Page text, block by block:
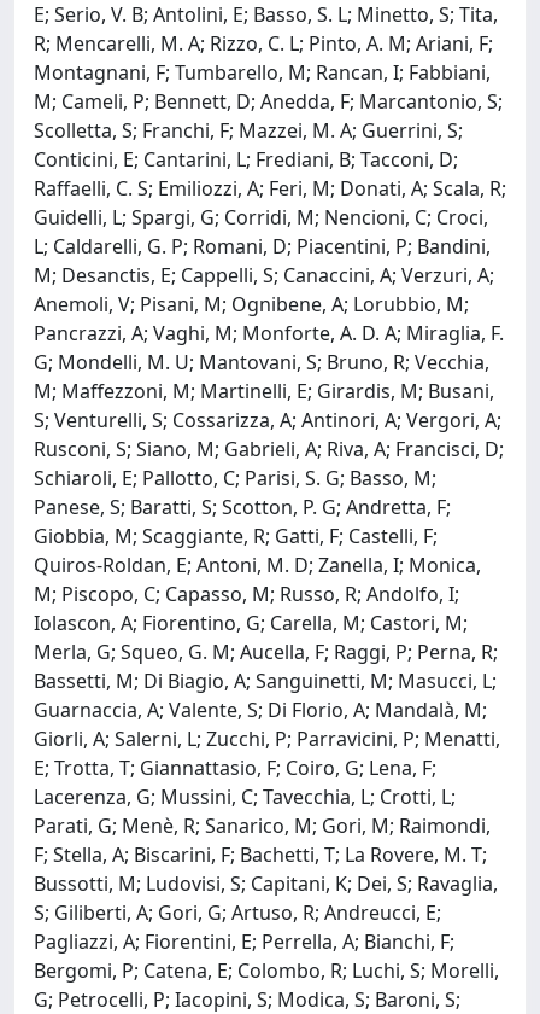
E; Serio, V. B; Antolini, E; Basso, S. L; Minetto, S; Tita,
R; Mencarelli, M. A; Rizzo, C. L; Pinto, A. M; Ariani, F;
Montagnani, F; Tumbarello, M; Rancan, I; Fabbiani,
M; Cameli, P; Bennett, D; Anedda, F; Marcantonio, S;
Scolletta, S; Franchi, F; Mazzei, M. A; Guerrini, S;
Conticini, E; Cantarini, L; Frediani, B; Tacconi, D;
Raffaelli, C. S; Emiliozzi, A; Feri, M; Donati, A; Scala, R;
Guidelli, L; Spargi, G; Corridi, M; Nencioni, C; Croci,
L; Caldarelli, G. P; Romani, D; Piacentini, P; Bandini,
M; Desanctis, E; Cappelli, S; Canaccini, A; Verzuri, A;
Anemoli, V; Pisani, M; Ognibene, A; Lorubbio, M;
Pancrazzi, A; Vaghi, M; Monforte, A. D. A; Miraglia, F.
G; Mondelli, M. U; Mantovani, S; Bruno, R; Vecchia,
M; Maffezzoni, M; Martinelli, E; Girardis, M; Busani,
S; Venturelli, S; Cossarizza, A; Antinori, A; Vergori, A;
Rusconi, S; Siano, M; Gabrieli, A; Riva, A; Francisci, D;
Schiaroli, E; Pallotto, C; Parisi, S. G; Basso, M;
Panese, S; Baratti, S; Scotton, P. G; Andretta, F;
Giobbia, M; Scaggiante, R; Gatti, F; Castelli, F;
Quiros-Roldan, E; Antoni, M. D; Zanella, I; Monica,
M; Piscopo, C; Capasso, M; Russo, R; Andolfo, I;
Iolascon, A; Fiorentino, G; Carella, M; Castori, M;
Merla, G; Squeo, G. M; Aucella, F; Raggi, P; Perna, R;
Bassetti, M; Di Biagio, A; Sanguinetti, M; Masucci, L;
Guarnaccia, A; Valente, S; Di Florio, A; Mandalà, M;
Giorli, A; Salerni, L; Zucchi, P; Parravicini, P; Menatti,
E; Trotta, T; Giannattasio, F; Coiro, G; Lena, F;
Lacerenza, G; Mussini, C; Tavecchia, L; Crotti, L;
Parati, G; Menè, R; Sanarico, M; Gori, M; Raimondi,
F; Stella, A; Biscarini, F; Bachetti, T; La Rovere, M. T;
Bussotti, M; Ludovisi, S; Capitani, K; Dei, S; Ravaglia,
S; Giliberti, A; Gori, G; Artuso, R; Andreucci, E;
Pagliazzi, A; Fiorentini, E; Perrella, A; Bianchi, F;
Bergomi, P; Catena, E; Colombo, R; Luchi, S; Morelli,
G; Petrocelli, P; Iacopini, S; Modica, S; Baroni, S;